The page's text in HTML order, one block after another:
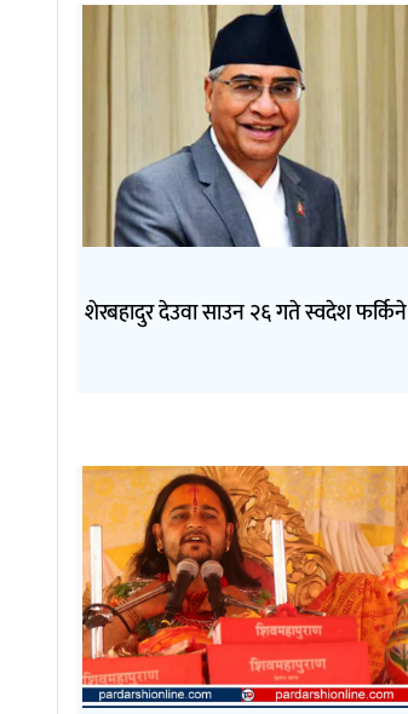
शेरबहादुर देउवा साउन २६ गते स्वदेश फर्किने